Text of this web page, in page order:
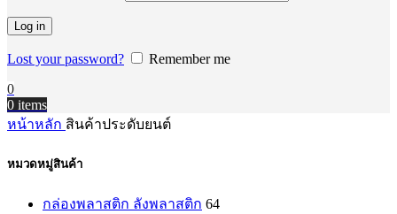
Log in
Lost your password?
Remember me
0
0 items
หน้าหลัก สินค้าประดับยนต์
หมวดหมู่สินค้า
กล่องพลาสติก ลังพลาสติก 64